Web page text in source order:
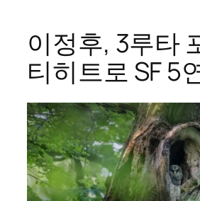
이정후, 3루타
티히트로 SF 5